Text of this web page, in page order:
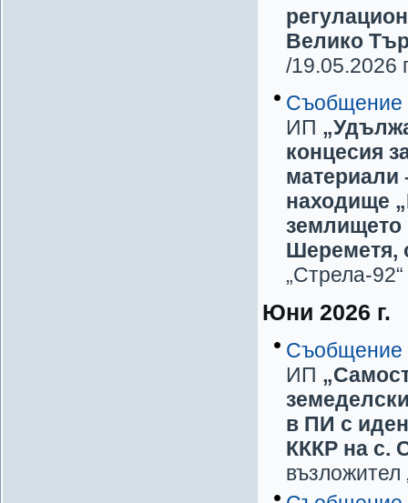
Велико
/19.05.2026
Съобщение
ИП
концесия
материали
находище
землището
Шереметя,
„Стрела-
Юни 2026 г.
Съобщение
ИП
в ПИ с
КККР на с.